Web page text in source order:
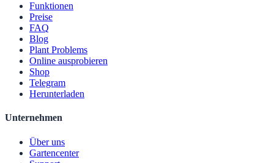
Funktionen
Preise
FAQ
Blog
Plant Problems
Online ausprobieren
Shop
Telegram
Herunterladen
Unternehmen
Über uns
Gartencenter